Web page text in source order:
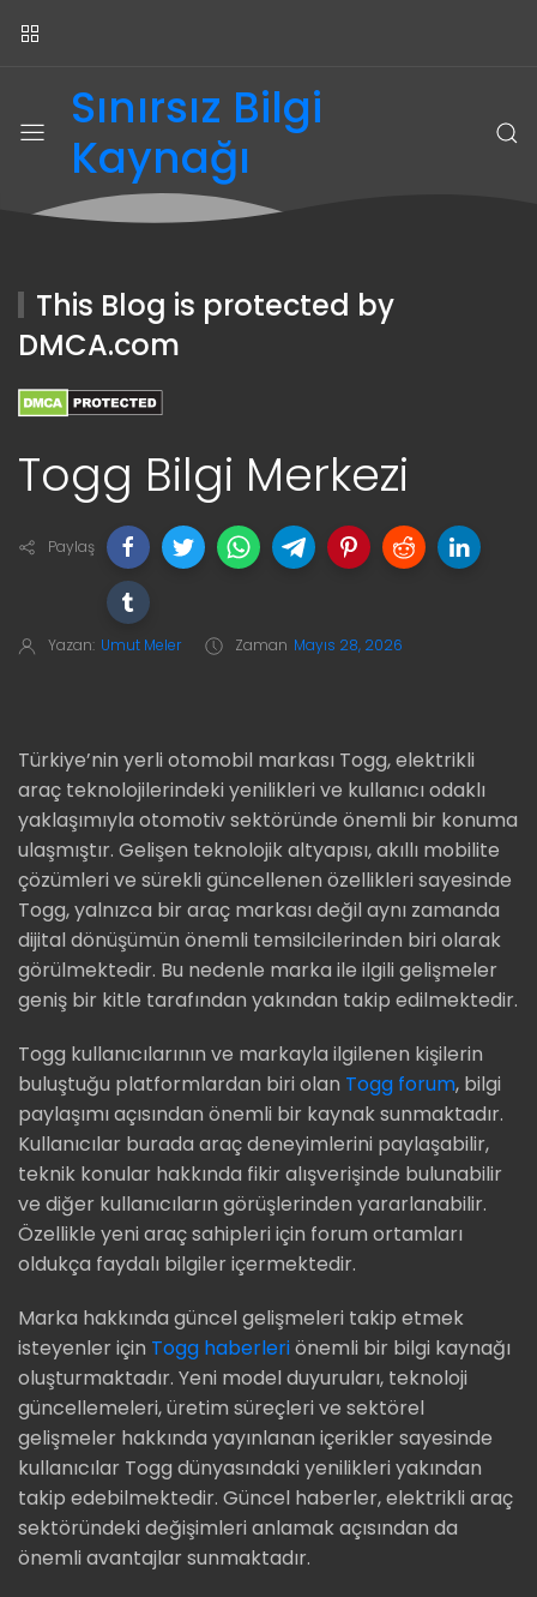
Sınırsız Bilgi
Kaynağı
This Blog is protected by
DMCA.com
Togg Bilgi Merkezi
Paylaş
Yazan: Umut Meler Zaman Mayıs 28, 2026
Türkiye’nin yerli otomobil markası Togg, elektrikli
araç teknolojilerindeki yenilikleri ve kullanıcı odaklı
yaklaşımıyla otomotiv sektöründe önemli bir konuma
ulaşmıştır. Gelişen teknolojik altyapısı, akıllı mobilite
çözümleri ve sürekli güncellenen özellikleri sayesinde
Togg, yalnızca bir araç markası değil aynı zamanda
dijital dönüşümün önemli temsilcilerinden biri olarak
görülmektedir. Bu nedenle marka ile ilgili gelişmeler
geniş bir kitle tarafından yakından takip edilmektedir.
Togg kullanıcılarının ve markayla ilgilenen kişilerin
buluştuğu platformlardan biri olan Togg forum, bilgi
paylaşımı açısından önemli bir kaynak sunmaktadır.
Kullanıcılar burada araç deneyimlerini paylaşabilir,
teknik konular hakkında fikir alışverişinde bulunabilir
ve diğer kullanıcıların görüşlerinden yararlanabilir.
Özellikle yeni araç sahipleri için forum ortamları
oldukça faydalı bilgiler içermektedir.
Marka hakkında güncel gelişmeleri takip etmek
isteyenler için Togg haberleriönemli bir bilgi kaynağı
oluşturmaktadır. Yeni model duyuruları, teknoloji
güncellemeleri, üretim süreçleri ve sektörel
gelişmeler hakkında yayınlanan içerikler sayesinde
kullanıcılar Togg dünyasındaki yenilikleri yakından
takip edebilmektedir. Güncel haberler, elektrikli araç
sektöründeki değişimleri anlamak açısından da
önemli avantajlar sunmaktadır.